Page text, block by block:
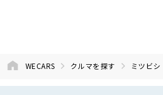
WECARS クルマを探す ミツビシ